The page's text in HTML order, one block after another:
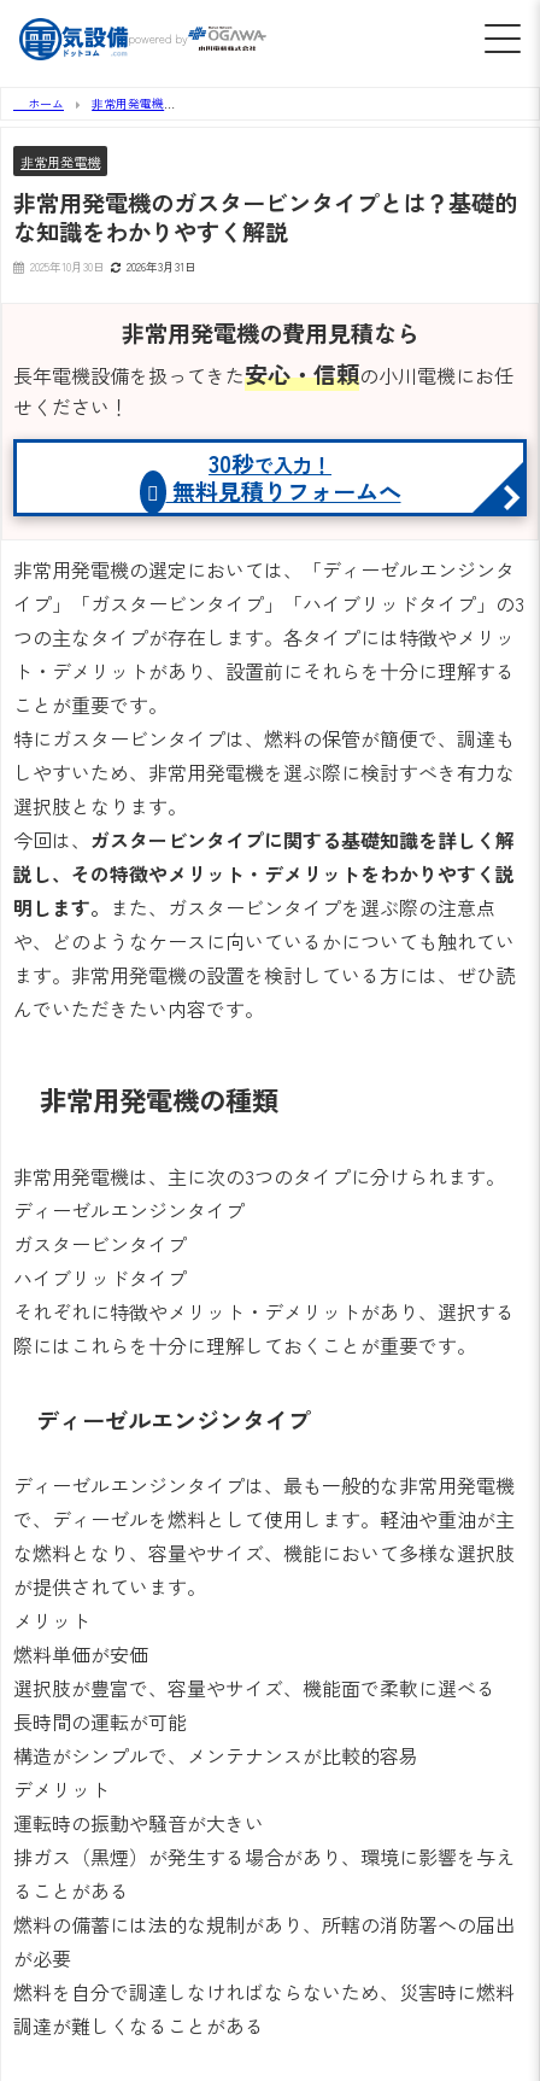
powered by
ホーム
非常用発電機
非常用発電機
非常用発電機のガスタービンタイプとは？基礎的
な知識をわかりやすく解説
2025年10月30日 2026年3月31日
非常用発電機の費用見積なら
長年電機設備を扱ってきた安心・信頼の小川電機にお任
せください！
30秒で入力！
無料見積りフォームへ
非常用発電機の選定においては、「ディーゼルエンジンタ
イプ」「ガスタービンタイプ」「ハイブリッドタイプ」の3
つの主なタイプが存在します。各タイプには特徴やメリッ
ト・デメリットがあり、設置前にそれらを十分に理解する
ことが重要です。
特にガスタービンタイプは、燃料の保管が簡便で、調達も
しやすいため、非常用発電機を選ぶ際に検討すべき有力な
選択肢となります。
今回は、 ガスタービンタイプに関する基礎知識を詳しく解
説し、その特徴やメリット・デメリットをわかりやすく説
明します。 また、ガスタービンタイプを選ぶ際の注意点
や、どのようなケースに向いているかについても触れてい
ます。非常用発電機の設置を検討している方には、ぜひ読
んでいただきたい内容です。
非常用発電機の種類
非常用発電機は、主に次の3つのタイプに分けられます。
ディーゼルエンジンタイプ
ガスタービンタイプ
ハイブリッドタイプ
それぞれに特徴やメリット・デメリットがあり、選択する
際にはこれらを十分に理解しておくことが重要です。
ディーゼルエンジンタイプ
ディーゼルエンジンタイプは、最も一般的な非常用発電機
で、ディーゼルを燃料として使用します。軽油や重油が主
な燃料となり、容量やサイズ、機能において多様な選択肢
が提供されています。
メリット
燃料単価が安価
選択肢が豊富で、容量やサイズ、機能面で柔軟に選べる
長時間の運転が可能
構造がシンプルで、メンテナンスが比較的容易
デメリット
運転時の振動や騒音が大きい
排ガス（黒煙）が発生する場合があり、環境に影響を与え
ることがある
燃料の備蓄には法的な規制があり、所轄の消防署への届出
が必要
燃料を自分で調達しなければならないため、災害時に燃料
調達が難しくなることがある